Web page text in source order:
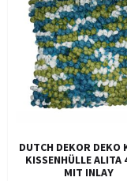
DUTCH DEKOR DEKO
KISSENHÜLLE ALITA
MIT INLAY